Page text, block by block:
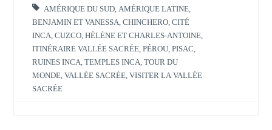
l
e
f
e
n
ê
t
r
)
l
l
e
f
e
n
ê
t
e
AMÉRIQUE DU SUD AMÉRIQUE LATINE
BENJAMIN ET VANESSA ,CHINCHERO ,CITÉ
INCA ,CUZCO ,HÉLÈNE ET CHARLES-ANTOINE
ITINÉRAIRE VALLÉE SACRÉE ,PÉROU ,PISAC
RUINES INCA ,TEMPLES INCA ,TOUR DU
MONDE ,VALLÉE SACRÉE ,VISITER LA VALLÉE
SACRÉE